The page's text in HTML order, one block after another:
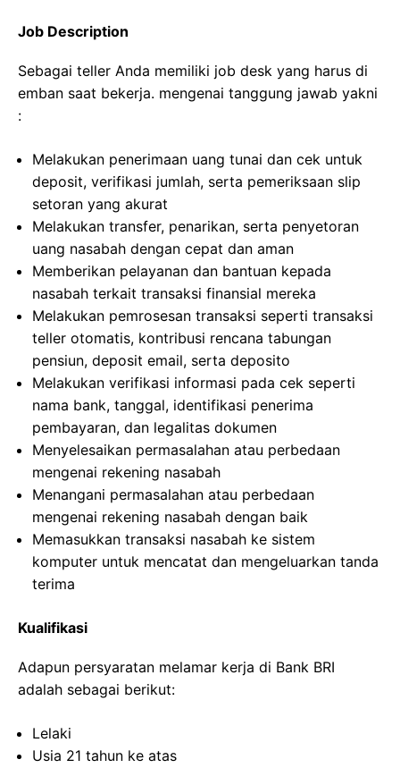
Job Description
Sebagai teller Anda memiliki job desk yang harus di
emban saat bekerja. mengenai tanggung jawab yakni
:
Melakukan penerimaan uang tunai dan cek untuk
deposit, verifikasi jumlah, serta pemeriksaan slip
setoran yang akurat
Melakukan transfer, penarikan, serta penyetoran
uang nasabah dengan cepat dan aman
Memberikan pelayanan dan bantuan kepada
nasabah terkait transaksi finansial mereka
Melakukan pemrosesan transaksi seperti transaksi
teller otomatis, kontribusi rencana tabungan
pensiun, deposit email, serta deposito
Melakukan verifikasi informasi pada cek seperti
nama bank, tanggal, identifikasi penerima
pembayaran, dan legalitas dokumen
Menyelesaikan permasalahan atau perbedaan
mengenai rekening nasabah
Menangani permasalahan atau perbedaan
mengenai rekening nasabah dengan baik
Memasukkan transaksi nasabah ke sistem
komputer untuk mencatat dan mengeluarkan tanda
terima
Kualifikasi
Adapun persyaratan melamar kerja di Bank BRI
adalah sebagai berikut:
Lelaki
Usia 21 tahun ke atas